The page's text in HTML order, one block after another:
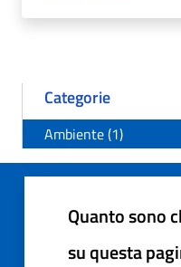
Categorie
Ambiente (1)
Quanto sono
su questa